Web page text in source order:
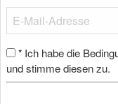
* Ich habe die
und stimme diesen zu.